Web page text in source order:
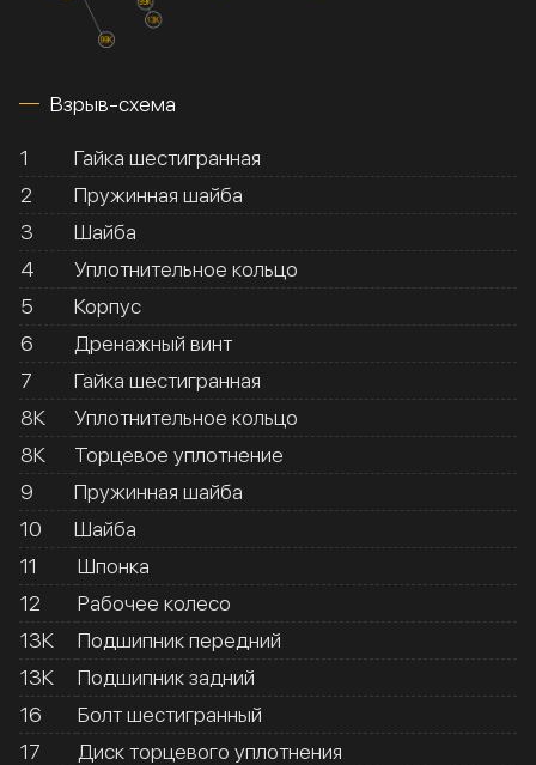
Взрыв-схема
1
Гайка шестигранная
2
Пружинная шайба
3
Шайба
4
Уплотнительное кольцо
5
Корпус
6
Дренажный винт
7
Гайка шестигранная
8К
Уплотнительное кольцо
8К
Торцевое уплотнение
9
Пружинная шайба
10
Шайба
11
Шпонка
12
Рабочее колесо
13К
Подшипник передний
13К
Подшипник задний
16
Болт шестигранный
17
Диск торцевого уплотнения